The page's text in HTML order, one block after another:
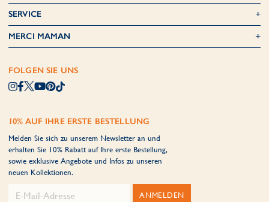
SERVICE
MERCI MAMAN
FOLGEN SIE UNS
10% AUF IHRE ERSTE BESTELLUNG
Melden Sie sich zu unserem Newsletter an und
erhalten Sie 10% Rabatt auf Ihre erste Bestellung,
sowie exklusive Angebote und Infos zu unseren
neuen Kollektionen.
ANMELDEN